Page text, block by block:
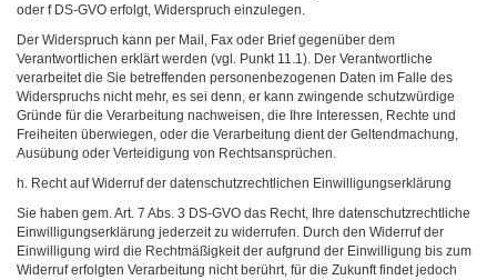
oder f DS-GVO erfolgt, Widerspruch einzulegen.
Der Widerspruch kann per Mail, Fax oder Brief gegenüber dem
Verantwortlichen erklärt werden (vgl. Punkt 11.1). Der Verantwortliche
verarbeitet die Sie betreffenden personenbezogenen Daten im Falle des
Widerspruchs nicht mehr, es sei denn, er kann zwingende schutzwürdige
Gründe für die Verarbeitung nachweisen, die Ihre Interessen, Rechte und
Freiheiten überwiegen, oder die Verarbeitung dient der Geltendmachung,
Ausübung oder Verteidigung von Rechtsansprüchen.
h. Recht auf Widerruf der datenschutzrechtlichen Einwilligungserklärung
Sie haben gem. Art. 7 Abs. 3 DS-GVO das Recht, Ihre datenschutzrechtliche
Einwilligungserklärung jederzeit zu widerrufen. Durch den Widerruf der
Einwilligung wird die Rechtmäßigkeit der aufgrund der Einwilligung bis zum
Widerruf erfolgten Verarbeitung nicht berührt, für die Zukunft findet jedoch